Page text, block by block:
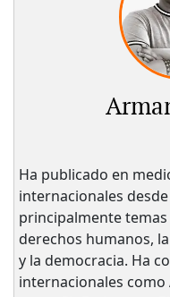
Ha publicado en
internacionales
principalmente
derechos humanos,
y la democracia. Ha
internacionales como